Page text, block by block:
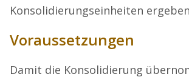
Konsolidierungseinheiten
Voraussetzungen
Damit die Konsolidierung